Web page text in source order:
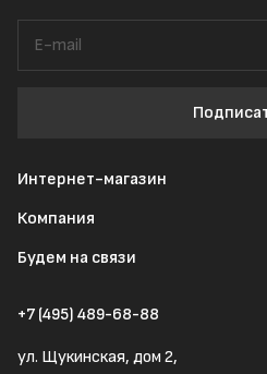
Интернет-магазин
Компания
Будем на связи
+7 (495) 489-68-88
ул. Щукинская, дом 2,